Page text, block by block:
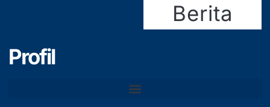
Berita
Profil